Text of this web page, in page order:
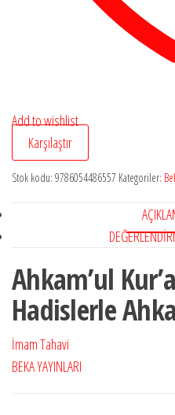
Add to wishlist
Karşılaştır
Stok kodu: 9786054486557 Kategoriler:
Ahkam’ul
Hadislerle
İmam Tahavi
BEKA YAYINLARI